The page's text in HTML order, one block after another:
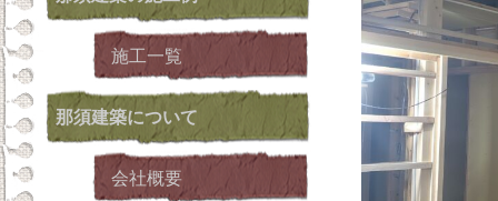
施工一覧
那須建築について
会社概要